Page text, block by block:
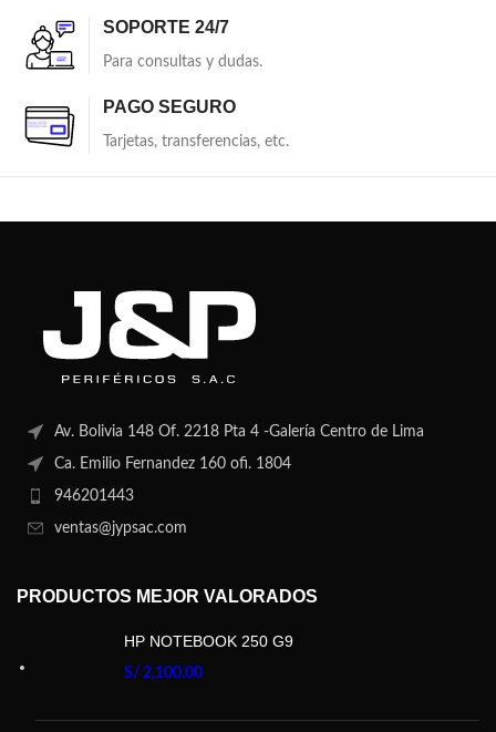
SOPORTE 24/7
Para consultas y dudas.
PAGO SEGURO
Tarjetas, transferencias, etc.
Av. Bolivia 148 Of. 2218 Pta 4 -Galería Centro de Lima
Ca. Emilio Fernandez 160 ofi. 1804
946201443
ventas@jypsac.com
PRODUCTOS MEJOR VALORADOS
HP NOTEBOOK 250 G9
S/ 2,100.00